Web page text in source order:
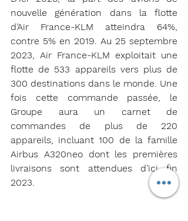
nouvelle génération dans la flotte
d’Air France-KLM atteindra 64%,
contre 5% en 2019. Au 25 septembre
2023, Air France-KLM exploitait une
flotte de 533 appareils vers plus de
300 destinations dans le monde. Une
fois cette commande passée, le
Groupe aura un carnet de
commandes de plus de 220
appareils, incluant 100 de la famille
Airbus A320neo dont les premières
livraisons sont attendues d’ici fin
2023.